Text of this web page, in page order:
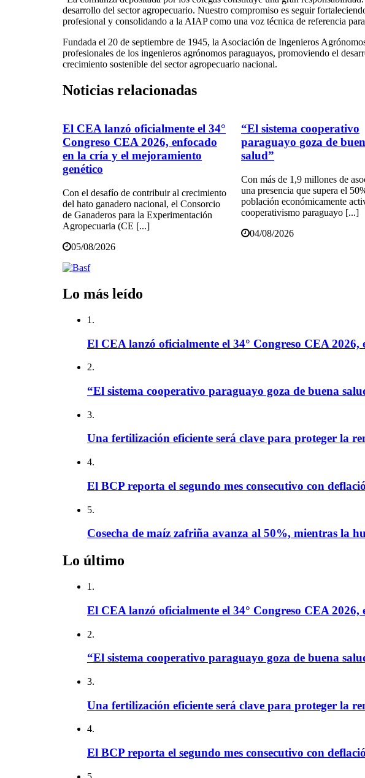
desarrollo del sector agropecuario. Nuestro compromiso es seguir
profesional y consolidando a la AIAP como una voz técnica de referencia
Fundada el 20 de septiembre de 1945, la Asociación de Ingenieros
profesionales de los ingenieros agrónomos paraguayos, promoviendo el
crecimiento sostenible del sector agropecuario nacional.
Noticias relacionadas
El CEA lanzó oficialmente el 34°
Congreso CEA 2026, enfocado
en la cría y el mejoramiento
genético
Con el desafío de contribuir al crecimiento
del hato ganadero nacional, el Consorcio
de Ganaderos para la Experimentación
Agropecuaria (CE [...]
05/08/2026
“El sistema cooperativo
paraguayo goza de
salud”
Con más de 1,9 millones de
una presencia que supera el
población económicamente
cooperativismo paraguayo [...]
04/08/2026
Lo más leído
1.
El CEA lanzó oficialmente el 34° Congreso CEA
2.
“El sistema cooperativo paraguayo goza de buena
3.
Una fertilización eficiente será clave para proteger la
4.
El BCP reporta el segundo mes consecutivo con
5.
Cosecha de maíz zafriña avanza al 50%, mientras la
Lo último
1.
El CEA lanzó oficialmente el 34° Congreso CEA
2.
“El sistema cooperativo paraguayo goza de buena
3.
Una fertilización eficiente será clave para proteger la
4.
El BCP reporta el segundo mes consecutivo con